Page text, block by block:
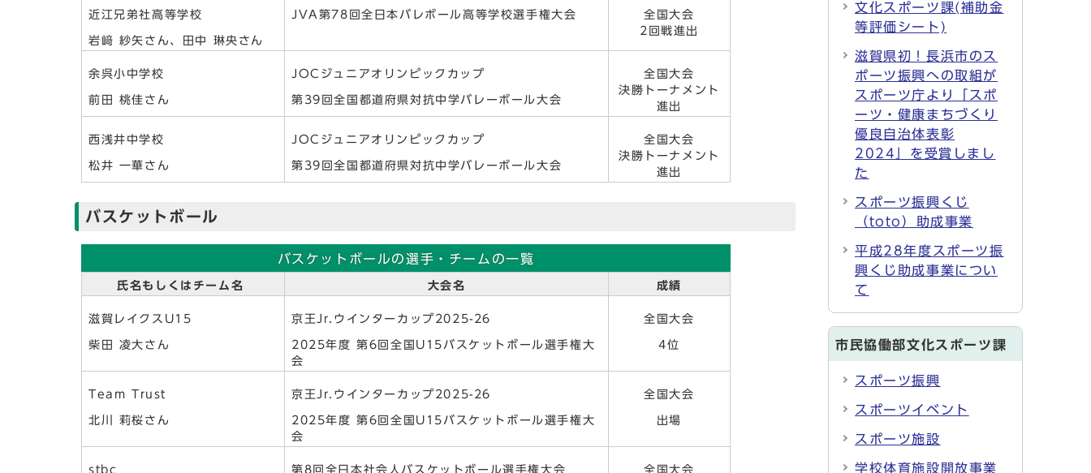
近江兄弟社高等学校
岩﨑 紗矢さん、田中 琳央さん
JVA第78回全日本バレボール高等学校選手権大会
全国大会
2回戦進出
余呉小中学校
前田 桃佳さん
JOCジュニアオリンピックカップ
第39回全国都道府県対抗中学バレーボール大会
全国大会
決勝トーナメント
進出
西浅井中学校
松井 一華さん
JOCジュニアオリンピックカップ
第39回全国都道府県対抗中学バレーボール大会
全国大会
決勝トーナメント
進出
バスケットボール
バスケットボールの選手・チームの一覧
氏名もしくはチーム名 大会名 成績
滋賀レイクスU15
柴田 凌大さん
京王Jr.ウインターカップ2025-26
2025年度 第6回全国U15バスケットボール選手権大
会
全国大会
4位
Team Trust
北川 莉桜さん
京王Jr.ウインターカップ2025-26
2025年度 第6回全国U15バスケットボール選手権大
会
全国大会
出場
stbc 第8回全日本社会人バスケットボール選手権大会 全国大会
文化スポーツ課(補助金
等評価シート)
滋賀県初！長浜市のス
ポーツ振興への取組が
スポーツ庁より「スポ
ーツ・健康まちづくり
優良自治体表彰
2024」を受賞しまし
た
スポーツ振興くじ
（toto）助成事業
平成28年度スポーツ振
興くじ助成事業につい
て
市民協働部文化スポーツ課
スポーツ振興
スポーツイベント
スポーツ施設
学校体育施設開放事業